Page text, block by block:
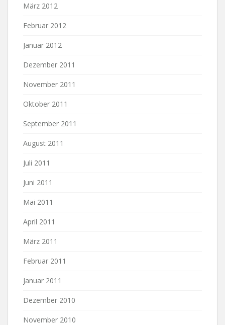
März 2012
Februar 2012
Januar 2012
Dezember 2011
November 2011
Oktober 2011
September 2011
August 2011
Juli 2011
Juni 2011
Mai 2011
April 2011
März 2011
Februar 2011
Januar 2011
Dezember 2010
November 2010